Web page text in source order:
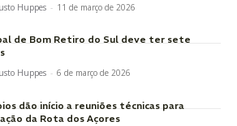
Huppes - 11 de março de 2026
de Bom Retiro do Sul deve ter sete
Huppes - 6 de março de 2026
dão início a reuniões técnicas para
da Rota dos Açores